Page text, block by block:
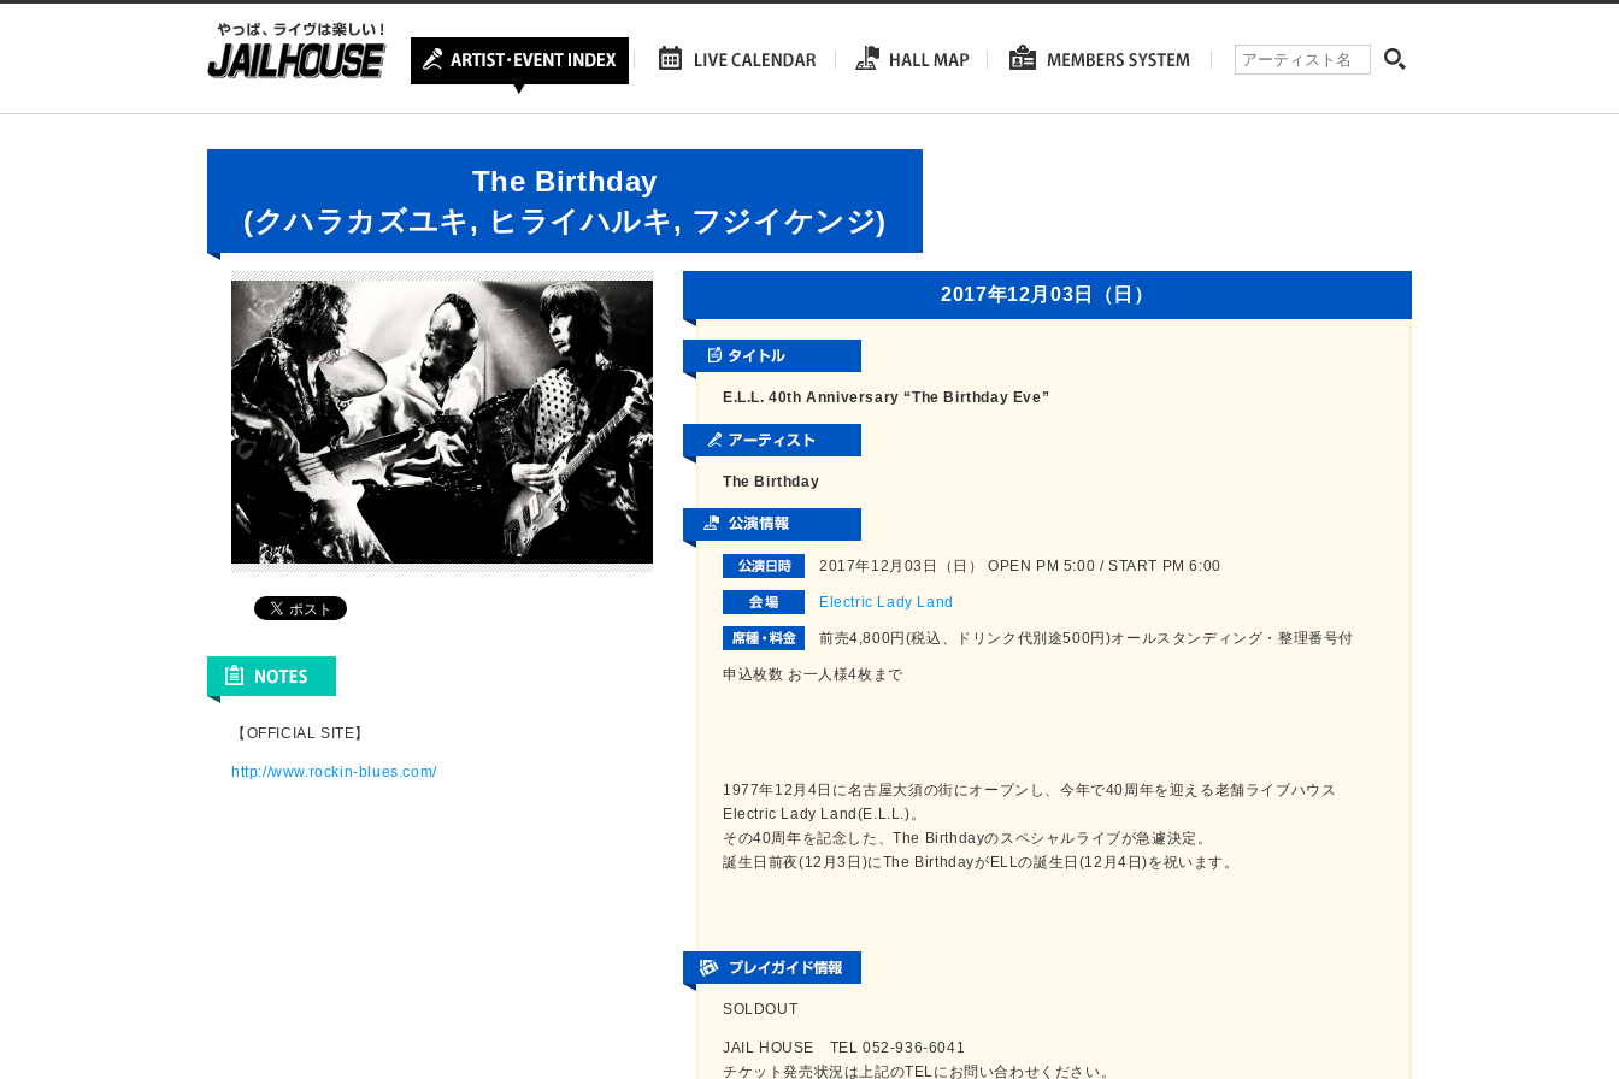
The Birthday
(クハラカズユキ, ヒライハルキ, フジイケンジ)
【OFFICIAL SITE】
http://www.rockin-blues.com/
2017年12月03日（日）
E.L.L. 40th Anniversary “The Birthday Eve”
The Birthday
2017年12月03日（日） OPEN PM 5:00 / START PM 6:00
Electric Lady Land
前売4,800円(税込、ドリンク代別途500円)オールスタンディング・整理番号付
申込枚数 お一人様4枚まで
1977年12月4日に名古屋大須の街にオープンし、今年で40周年を迎える老舗ライブハウス
Electric Lady Land(E.L.L.)。
その40周年を記念した、The Birthdayのスペシャルライブが急遽決定。
誕生日前夜(12月3日)にThe BirthdayがELLの誕生日(12月4日)を祝います。
SOLDOUT
JAIL HOUSE TEL 052-936-6041
チケット発売状況は上記のTELにお問い合わせください。